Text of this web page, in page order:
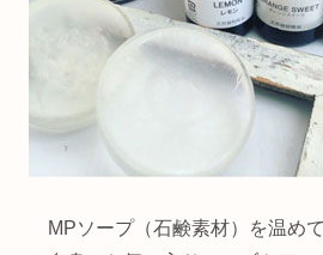
MPソープ（石鹸素材）を温めて